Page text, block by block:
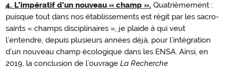
L'impératif
d'un
nouveau
champ
4. L’impératif d’un nouveau « champ ». Quatrièmement :
puisque tout dans nos établissements est régit par les sacro-
saints « champs disciplinaires », je plaide à qui veut
l’entendre, depuis plusieurs années déjà, pour l’intégration
d’un nouveau champ écologique dans les ENSA. Ainsi, en
2019, la conclusion de l’ouvrage La Recherche